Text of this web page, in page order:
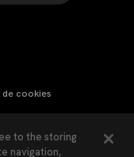
de cookies
Privacidad
to the storing
navigation,